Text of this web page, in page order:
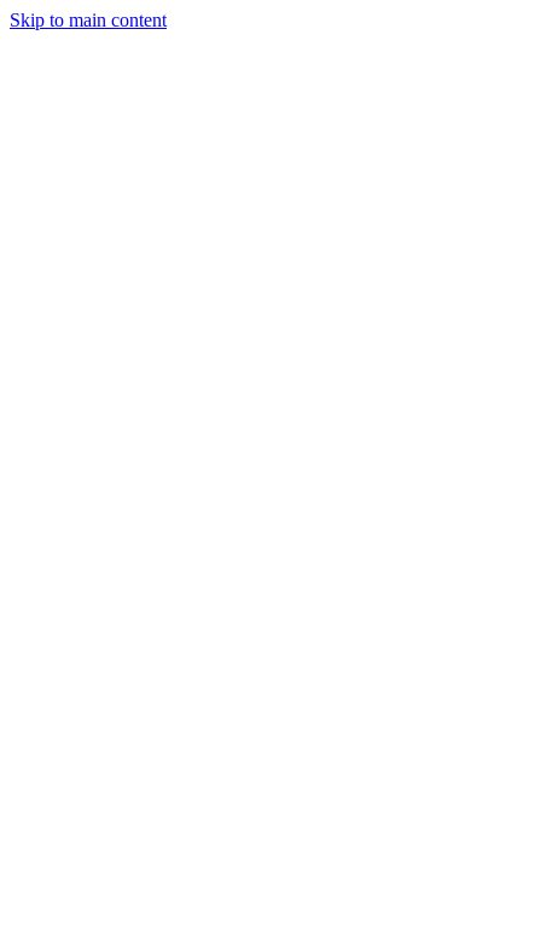
Skip to main content